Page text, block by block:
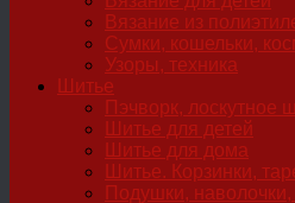
Вязание из
Сумки, кошельки,
Узоры, техника
Шитье
Пэчворк, лоскутное
Шитье для детей
Шитье для дома
Шитье. Корзинки,
Подушки,